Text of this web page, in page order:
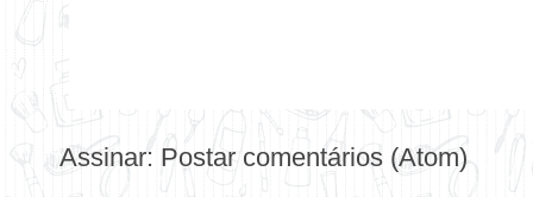
Assinar: Postar comentários (Atom)